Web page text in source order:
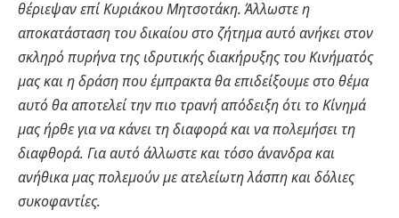
θέριεψαν επί Κυριάκου Μητσοτάκη. Άλλωστε η
αποκατάσταση του δικαίου στο ζήτημα αυτό ανήκει στον
σκληρό πυρήνα της ιδρυτικής διακήρυξης του Κινήματός
μας και η δράση που έμπρακτα θα επιδείξουμε στο θέμα
αυτό θα αποτελεί την πιο τρανή απόδειξη ότι το Κίνημά
μας ήρθε για να κάνει τη διαφορά και να πολεμήσει τη
διαφθορά. Για αυτό άλλωστε και τόσο άνανδρα και
ανήθικα μας πολεμούν με ατελείωτη λάσπη και δόλιες
συκοφαντίες.